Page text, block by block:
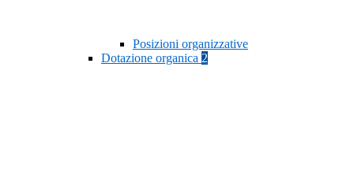
Posizioni organizzative
Dotazione organica 2